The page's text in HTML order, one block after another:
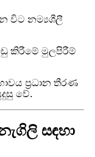
විට නම්‍යශීලී
කිරීමේ මුලපිරීම්
ප්‍රධාන තීරණ
වේ.
සඳහා